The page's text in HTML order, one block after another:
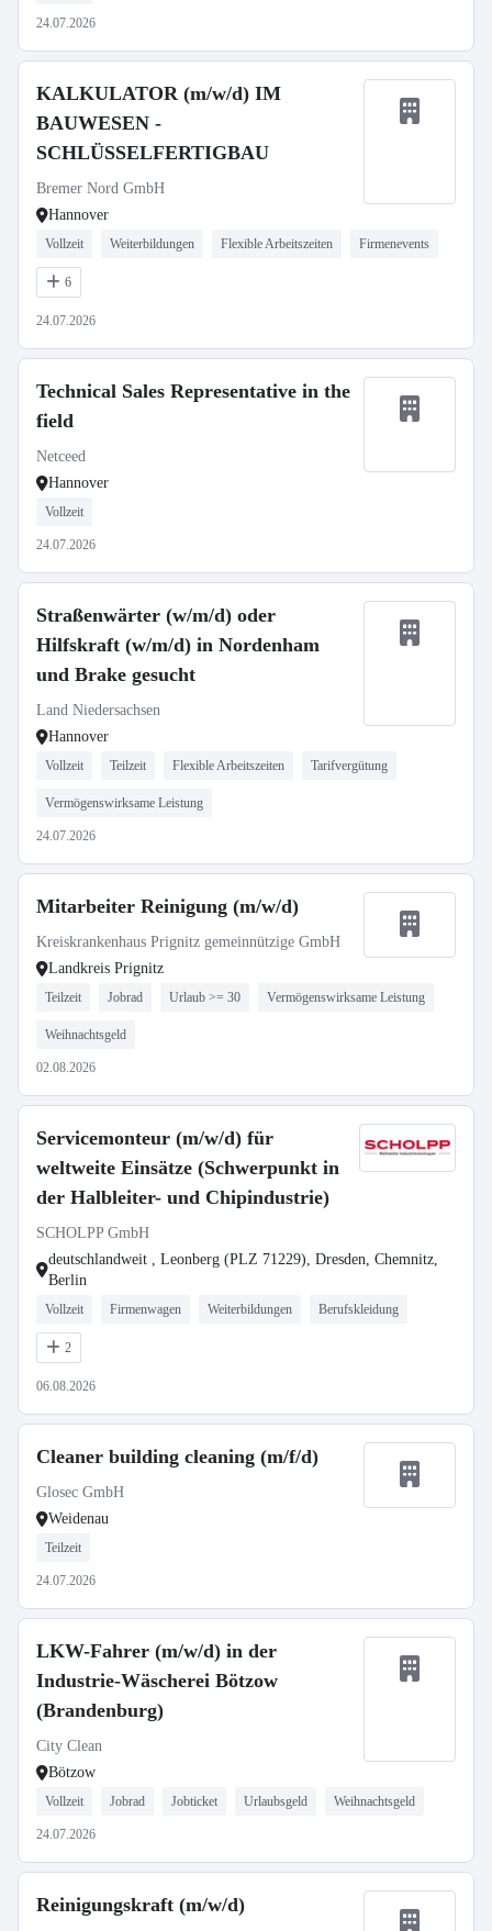
24.07.2026
KALKULATOR (m/w/d) IM
BAUWESEN -
SCHLÜSSELFERTIGBAU
Bremer Nord GmbH
Hannover
Vollzeit Weiterbildungen Flexible Arbeitszeiten Firmenevents
6
24.07.2026
Technical Sales Representative in the
field
Netceed
Hannover
Vollzeit
24.07.2026
Straßenwärter (w/m/d) oder
Hilfskraft (w/m/d) in Nordenham
und Brake gesucht
Land Niedersachsen
Hannover
Vollzeit Teilzeit Flexible Arbeitszeiten Tarifvergütung
Vermögenswirksame Leistung
24.07.2026
Mitarbeiter Reinigung (m/w/d)
Kreiskrankenhaus Prignitz gemeinnützige GmbH
Landkreis Prignitz
Teilzeit Jobrad Urlaub >= 30 Vermögenswirksame Leistung
Weihnachtsgeld
02.08.2026
Servicemonteur (m/w/d) für
weltweite Einsätze (Schwerpunkt in
der Halbleiter- und Chipindustrie)
SCHOLPP GmbH
deutschlandweit , Leonberg (PLZ 71229), Dresden, Chemnitz,
Berlin
Vollzeit Firmenwagen Weiterbildungen Berufskleidung
2
06.08.2026
Cleaner building cleaning (m/f/d)
Glosec GmbH
Weidenau
Teilzeit
24.07.2026
LKW-Fahrer (m/w/d) in der
Industrie-Wäscherei Bötzow
(Brandenburg)
City Clean
Bötzow
Vollzeit Jobrad Jobticket Urlaubsgeld Weihnachtsgeld
24.07.2026
Reinigungskraft (m/w/d)